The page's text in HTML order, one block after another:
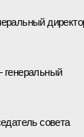
совета